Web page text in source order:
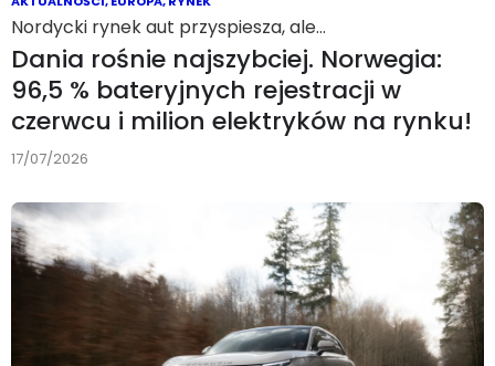
Nordycki rynek aut przyspiesza, ale…
Dania rośnie najszybciej. Norwegia:
96,5 % bateryjnych rejestracji w
czerwcu i milion elektryków na rynku!
17/07/2026